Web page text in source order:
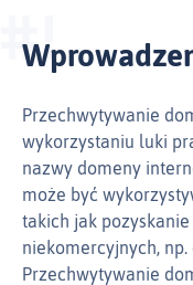
Przechwytywanie
wykorzystaniu luki
nazwy domeny
może być
takich jak
niekomercyjnych,
Przechwytywanie